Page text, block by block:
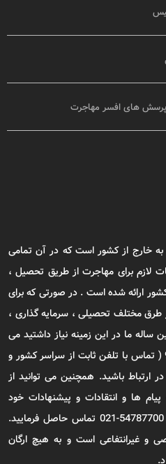
پرسش های افسر مهاجرت
به خارج از کشور است که در آن تمامی
لازم برای مهاجرت از طریق تحصیل ،
ارائه شده است . در صورتی که برای
طرق مختلف تحصیلی ، سرمایه گذاری ،
ساله ما در این زمینه نیاز داشتید می
توانید با شماره تلفن 9099075305 ( تماس با تلفن ثابت از سراسر کشور و
470000 ریال ) در ارتباط باشید. همچنین می توانید از
پیام ها و انتقادات و پیشنهادات خود
استفاده نموده و یا با شماره تلفن 54787700-021 تماس حاصل فرمایید.
و غیرانتفاعی است و به هیچ ارگان